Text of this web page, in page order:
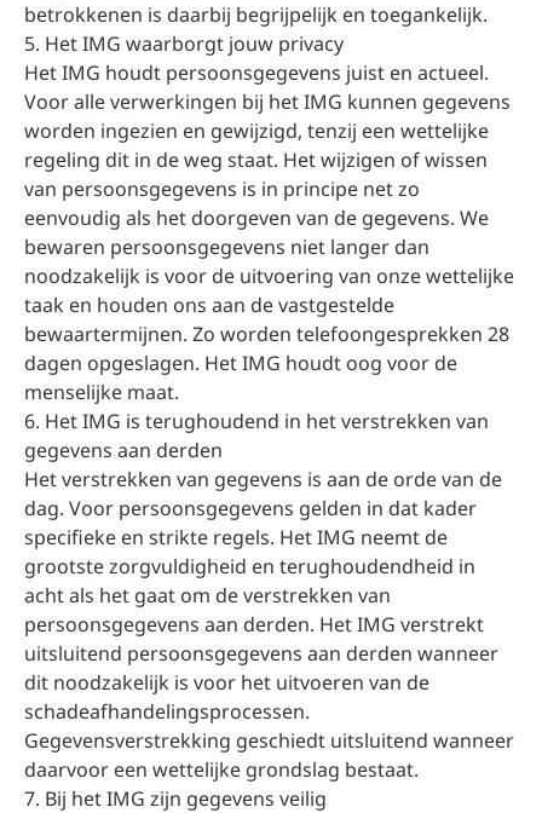
betrokkenen is daarbij begrijpelijk en toegankelijk.
5. Het IMG waarborgt jouw privacy
Het IMG houdt persoonsgegevens juist en actueel.
Voor alle verwerkingen bij het IMG kunnen gegevens
worden ingezien en gewijzigd, tenzij een wettelijke
regeling dit in de weg staat. Het wijzigen of wissen
van persoonsgegevens is in principe net zo
eenvoudig als het doorgeven van de gegevens. We
bewaren persoonsgegevens niet langer dan
noodzakelijk is voor de uitvoering van onze wettelijke
taak en houden ons aan de vastgestelde
bewaartermijnen. Zo worden telefoongesprekken 28
dagen opgeslagen. Het IMG houdt oog voor de
menselijke maat.
6. Het IMG is terughoudend in het verstrekken van
gegevens aan derden
Het verstrekken van gegevens is aan de orde van de
dag. Voor persoonsgegevens gelden in dat kader
specifieke en strikte regels. Het IMG neemt de
grootste zorgvuldigheid en terughoudendheid in
acht als het gaat om de verstrekken van
persoonsgegevens aan derden. Het IMG verstrekt
uitsluitend persoonsgegevens aan derden wanneer
dit noodzakelijk is voor het uitvoeren van de
schadeafhandelingsprocessen.
Gegevensverstrekking geschiedt uitsluitend wanneer
daarvoor een wettelijke grondslag bestaat.
7. Bij het IMG zijn gegevens veilig